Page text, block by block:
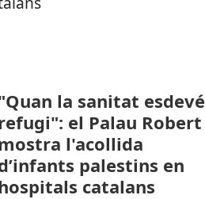
la sanitat esdevé
el Palau Robert
l'acollida
palestins en
catalans